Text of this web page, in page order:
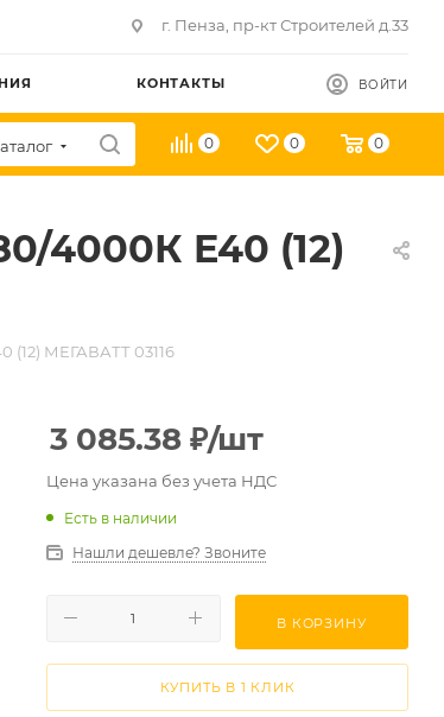
г. Пенза, пр-кт Строителей д.33
КОНТАКТЫ ВОЙТИ
0 0 0
4000К E40 (12)
(12) МЕГАВАТТ 03116
3 085.38 ₽/шт
Цена указана без учета НДС
Есть в наличии
Нашли дешевле? Звоните
В КОРЗИНУ
КУПИТЬ В 1 КЛИК